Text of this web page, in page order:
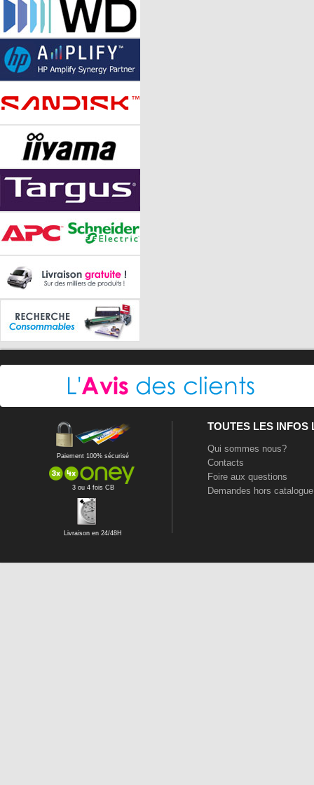
Paiement 100% sécurisé
3 ou 4 fois CB
Livraison en 24/48H
TOUTES LES INFOS
Qui sommes nous?
Contacts
Foire aux questions
Demandes hors catalogue